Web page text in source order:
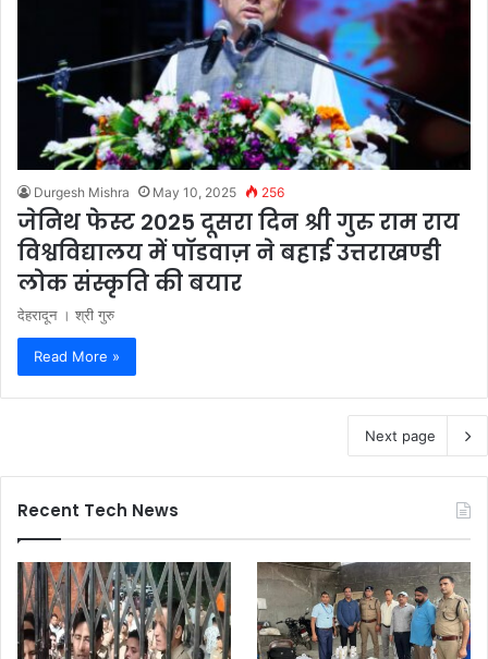
Durgesh Mishra May 10, 2025 256
जेनिथ फेस्ट 2025 दूसरा दिन श्री गुरु राम राय
विश्वविद्यालय में पाॅडवाज़ ने बहाई उत्तराखण्डी
लोक संस्कृति की बयार
देहरादून । श्री गुरु
Read More »
Next page
Recent Tech News